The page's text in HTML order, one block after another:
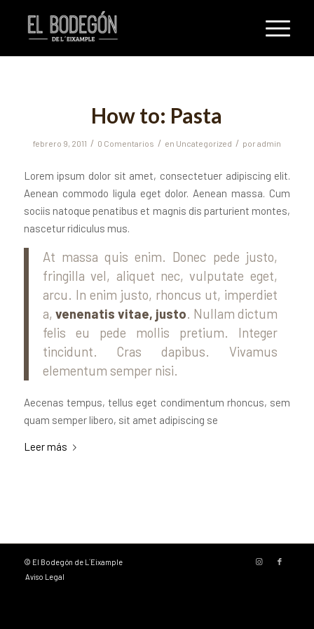
How to: Pasta
febrero 9, 2011 / 0 Comentarios / en Uncategorized / por admin
Lorem ipsum dolor sit amet, consectetuer adipiscing elit.
Aenean commodo ligula eget dolor. Aenean massa. Cum
sociis natoque penatibus et magnis dis parturient montes,
nascetur ridiculus mus.
At massa quis enim. Donec pede justo,
fringilla vel, aliquet nec, vulputate eget,
arcu. In enim justo, rhoncus ut, imperdiet
a, venenatis vitae, justo. Nullam dictum
felis eu pede mollis pretium. Integer
tincidunt. Cras dapibus. Vivamus
elementum semper nisi.
Aecenas tempus, tellus eget condimentum rhoncus, sem
quam semper libero, sit amet adipiscing se
Leer más
© El Bodegón de L´Eixample
Aviso Legal